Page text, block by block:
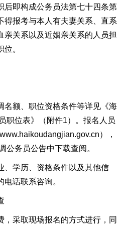
即构成公务员法第七十四条第
得报考与本人有夫妻关系、直系
亲关系以及近姻亲关系的人员担
。
额、职位资格条件等详见《海
职位表》（附件1）。报名人员
），
公务员公告中下载查阅。
学历、资格条件以及其他信
话联系咨询。
采取现场报名的方式进行，同